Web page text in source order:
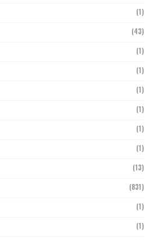
(1)
(43)
(1)
(1)
(1)
(1)
(1)
(1)
(13)
(831)
(1)
(1)